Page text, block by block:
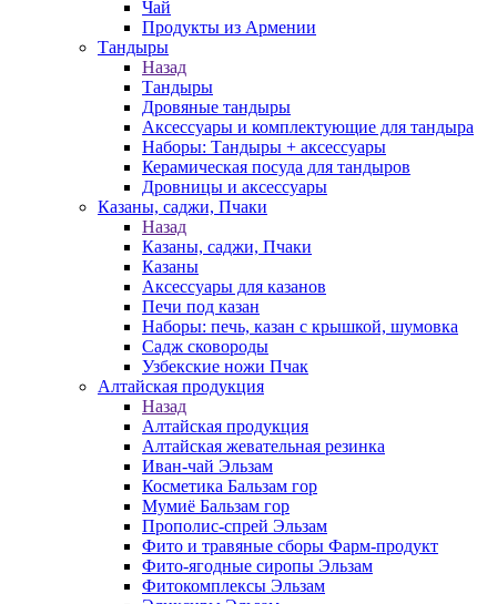
Чай
Продукты из Армении
Тандыры
Назад
Тандыры
Дровяные тандыры
Аксессуары и комплектующие для тандыра
Наборы: Тандыры + аксессуары
Керамическая посуда для тандыров
Дровницы и аксессуары
Казаны, саджи, Пчаки
Назад
Казаны, саджи, Пчаки
Казаны
Аксессуары для казанов
Печи под казан
Наборы: печь, казан с крышкой, шумовка
Садж сковороды
Узбекские ножи Пчак
Алтайская продукция
Назад
Алтайская продукция
Алтайская жевательная резинка
Иван-чай Эльзам
Косметика Бальзам гор
Мумиё Бальзам гор
Прополис-спрей Эльзам
Фито и травяные сборы Фарм-продукт
Фито-ягодные сиропы Эльзам
Фитокомплексы Эльзам